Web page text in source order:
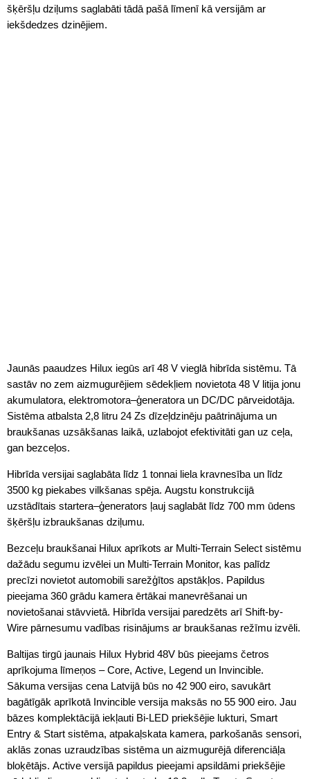
šķēršļu dziļums saglabāti tādā pašā līmenī kā versijām ar
iekšdedzes dzinējiem.
Jaunās paaudzes Hilux iegūs arī 48 V vieglā hibrīda sistēmu. Tā
sastāv no zem aizmugurējiem sēdekļiem novietota 48 V litija jonu
akumulatora, elektromotora–ģeneratora un DC/DC pārveidotāja.
Sistēma atbalsta 2,8 litru 24 Zs dīzeļdzinēju paātrinājuma un
braukšanas uzsākšanas laikā, uzlabojot efektivitāti gan uz ceļa,
gan bezceļos.
Hibrīda versijai saglabāta līdz 1 tonnai liela kravnesība un līdz
3500 kg piekabes vilkšanas spēja. Augstu konstrukcijā
uzstādītais startera–ģenerators ļauj saglabāt līdz 700 mm ūdens
šķēršļu izbraukšanas dziļumu.
Bezceļu braukšanai Hilux aprīkots ar Multi-Terrain Select sistēmu
dažādu segumu izvēlei un Multi-Terrain Monitor, kas palīdz
precīzi novietot automobili sarežģītos apstākļos. Papildus
pieejama 360 grādu kamera ērtākai manevrēšanai un
novietošanai stāvvietā. Hibrīda versijai paredzēts arī Shift-by-
Wire pārnesumu vadības risinājums ar braukšanas režīmu izvēli.
Baltijas tirgū jaunais Hilux Hybrid 48V būs pieejams četros
aprīkojuma līmeņos – Core, Active, Legend un Invincible.
Sākuma versijas cena Latvijā būs no 42 900 eiro, savukārt
bagātīgāk aprīkotā Invincible versija maksās no 55 900 eiro. Jau
bāzes komplektācijā iekļauti Bi-LED priekšējie lukturi, Smart
Entry & Start sistēma, atpakaļskata kamera, parkošanās sensori,
aklās zonas uzraudzības sistēma un aizmugurējā diferenciāļa
bloķētājs. Active versijā papildus pieejami apsildāmi priekšējie